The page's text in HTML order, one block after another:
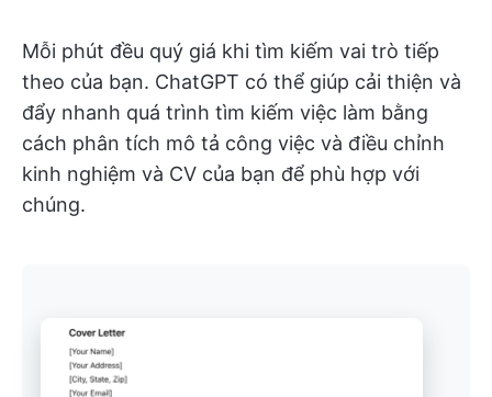
Mỗi phút đều quý giá khi tìm kiếm vai trò tiếp
theo của bạn. ChatGPT có thể giúp cải thiện và
đẩy nhanh quá trình tìm kiếm việc làm bằng
cách phân tích mô tả công việc và điều chỉnh
kinh nghiệm và CV của bạn để phù hợp với
chúng.